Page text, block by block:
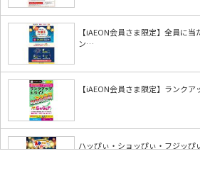
【iAEON会員さま限定】全員に
ン…
【iAEON会員さま限定】ランクア
ハッぴぃ・ショッぴぃ・フジッぴ